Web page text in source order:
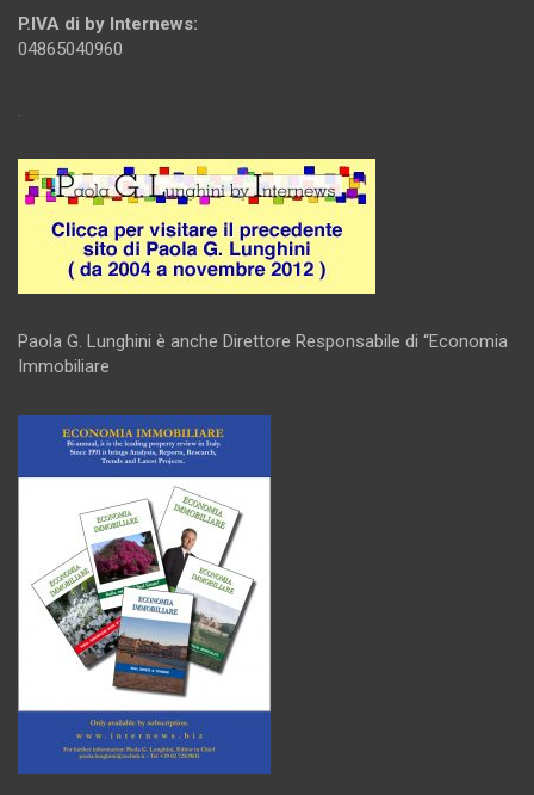
P.IVA di by Internews:
04865040960
.
Paola G. Lunghini è anche Direttore Responsabile di “Economia
Immobiliare